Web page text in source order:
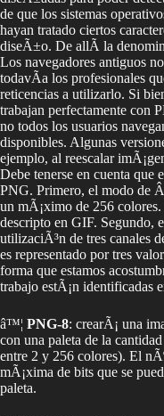
de que los sistemas
hayan tratado ciertos
diseÃ±o. De allÃ­ la
Los navegadores antiguos
todavÃ­a los profesionales
reticencias a utilizarlo. Si
trabajan perfectamente con
no todos los usuarios
disponibles. Algunas
ejemplo, al reescalar
Debe tenerse en cuenta que
PNG. Primero, el modo de
un mÃ¡ximo de 256
descripto en GIF. Segundo,
utilizaciÃ³n de tres canales
es representado por tres
forma que estamos
trabajo estÃ¡n identificadas
â™¦ PNG-8: crearÃ¡ una
con una paleta de la
entre 2 y 256 colores). El
mÃ¡xima de bits que se
paleta.